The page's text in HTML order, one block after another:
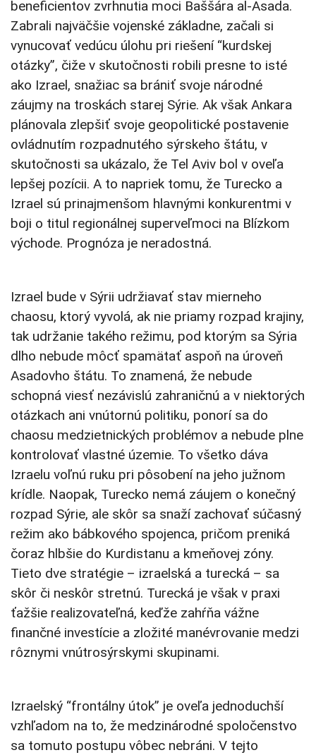
beneficientov zvrhnutia moci Baššára al-Asada.
Zabrali najväčšie vojenské základne, začali si
vynucovať vedúcu úlohu pri riešení “kurdskej
otázky”, čiže v skutočnosti robili presne to isté
ako Izrael, snažiac sa brániť svoje národné
záujmy na troskách starej Sýrie. Ak však Ankara
plánovala zlepšiť svoje geopolitické postavenie
ovládnutím rozpadnutého sýrskeho štátu, v
skutočnosti sa ukázalo, že Tel Aviv bol v oveľa
lepšej pozícii. A to napriek tomu, že Turecko a
Izrael sú prinajmenšom hlavnými konkurentmi v
boji o titul regionálnej superveľmoci na Blízkom
východe. Prognóza je neradostná.
Izrael bude v Sýrii udržiavať stav mierneho
chaosu, ktorý vyvolá, ak nie priamy rozpad krajiny,
tak udržanie takého režimu, pod ktorým sa Sýria
dlho nebude môcť spamätať aspoň na úroveň
Asadovho štátu. To znamená, že nebude
schopná viesť nezávislú zahraničnú a v niektorých
otázkach ani vnútornú politiku, ponorí sa do
chaosu medzietnických problémov a nebude plne
kontrolovať vlastné územie. To všetko dáva
Izraelu voľnú ruku pri pôsobení na jeho južnom
krídle. Naopak, Turecko nemá záujem o konečný
rozpad Sýrie, ale skôr sa snaží zachovať súčasný
režim ako bábkového spojenca, pričom preniká
čoraz hlbšie do Kurdistanu a kmeňovej zóny.
Tieto dve stratégie – izraelská a turecká – sa
skôr či neskôr stretnú. Turecká je však v praxi
ťažšie realizovateľná, keďže zahŕňa vážne
finančné investície a zložité manévrovanie medzi
rôznymi vnútrosýrskymi skupinami.
Izraelský “frontálny útok” je oveľa jednoduchší
vzhľadom na to, že medzinárodné spoločenstvo
sa tomuto postupu vôbec nebráni. V tejto